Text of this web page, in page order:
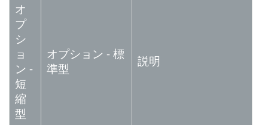
オ
プ
シ
ョ
ン -
短
縮
型
オプション - 標
準型
説明